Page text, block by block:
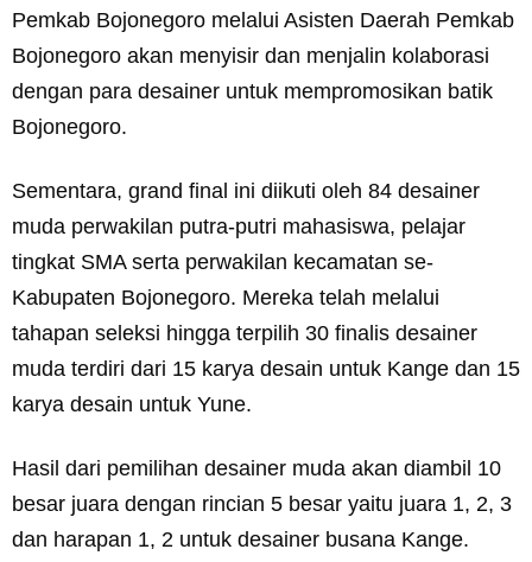
Pemkab Bojonegoro melalui Asisten Daerah Pemkab
Bojonegoro akan menyisir dan menjalin kolaborasi
dengan para desainer untuk mempromosikan batik
Bojonegoro.
Sementara, grand final ini diikuti oleh 84 desainer
muda perwakilan putra-putri mahasiswa, pelajar
tingkat SMA serta perwakilan kecamatan se-
Kabupaten Bojonegoro. Mereka telah melalui
tahapan seleksi hingga terpilih 30 finalis desainer
muda terdiri dari 15 karya desain untuk Kange dan 15
karya desain untuk Yune.
Hasil dari pemilihan desainer muda akan diambil 10
besar juara dengan rincian 5 besar yaitu juara 1, 2, 3
dan harapan 1, 2 untuk desainer busana Kange.